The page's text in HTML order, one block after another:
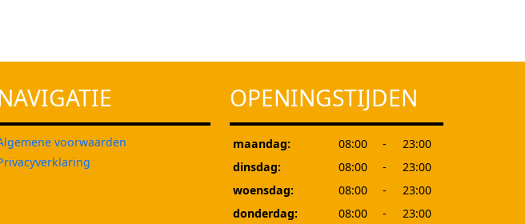
voorwaarden
OPENINGSTIJDEN
maandag: 08:00 -
23:00
dinsdag:
08:00 -
23:00
woensdag:
08:00 -
23:00
donderdag:
08:00 -
23:00